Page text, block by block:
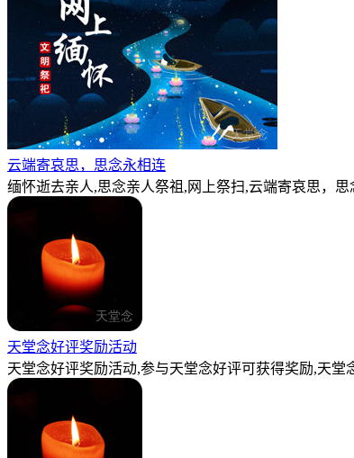
云端寄哀思，思念永相连
缅怀逝去亲人,思念亲人祭祖,网上祭扫,云端寄哀思，
天堂念好评奖励活动
天堂念好评奖励活动,参与天堂念好评可获得奖励,天